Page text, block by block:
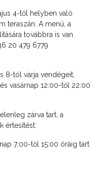
4-től helyben való
teraszán. A menü, a
továbbra is van
20 479 6779
8-tól várja vendégeit,
vasárnap 12:00-től 22:00
zárva tart, a
értesítést.
7:00-től 15:00 óráig tart